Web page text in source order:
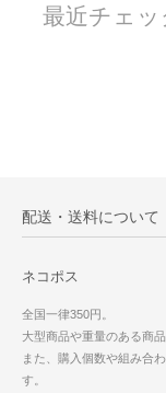
最近チェ
配送・送料について
ネコポス
全国一律350円。
大型商品や重量のある商
また、購入個数や組み合
す。